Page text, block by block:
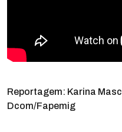
Reportagem: Karina
Dcom/Fapemig